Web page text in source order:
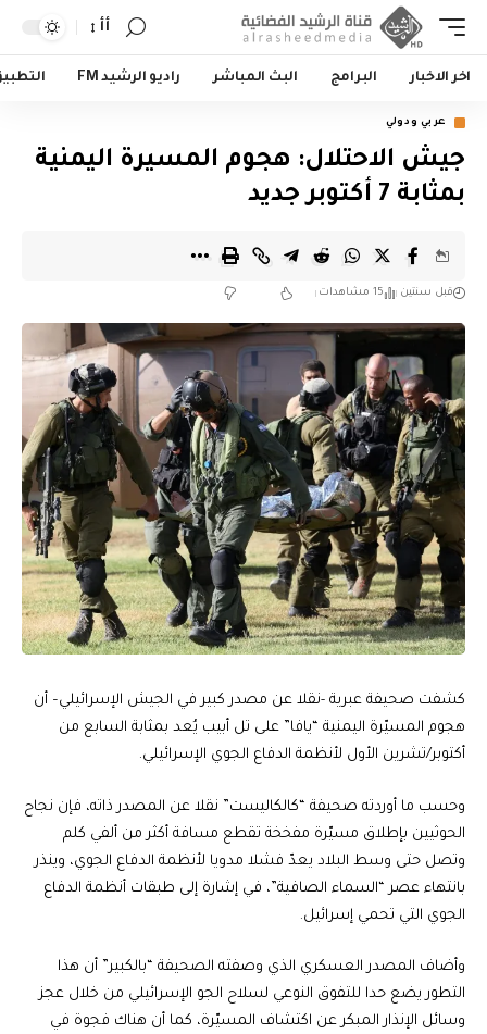
أأ
اخر الاخبار البرامج البث المباشر راديو الرشيد FM
عربي ودولي
جيش الاحتلال: هجوم المسيرة اليمنية
بمثابة 7 أكتوبر جديد
قبل سنتين 15 مشاهدات
كشفت صحيفة عبرية -نقلا عن مصدر كبير في الجيش الإسرائيلي– أن
هجوم المسيّرة اليمنية “يافا” على تل أبيب يُعد بمثابة السابع من
أكتوبر/تشرين الأول لأنظمة الدفاع الجوي الإسرائيلي.
وحسب ما أوردته صحيفة “كالكاليست” نقلا عن المصدر ذاته، فإن نجاح
الحوثيين بإطلاق مسيّرة مفخخة تقطع مسافة أكثر من ألفي كلم
وتصل حتى وسط البلاد يعدّ فشلا مدويا لأنظمة الدفاع الجوي، وينذر
بانتهاء عصر “السماء الصافية”، في إشارة إلى طبقات أنظمة الدفاع
الجوي التي تحمي إسرائيل.
وأضاف المصدر العسكري الذي وصفته الصحيفة “بالكبير” أن هذا
التطور يضع حدا للتفوق النوعي لسلاح الجو الإسرائيلي من خلال عجز
وسائل الإنذار المبكر عن اكتشاف المسيّرة، كما أن هناك فجوة في